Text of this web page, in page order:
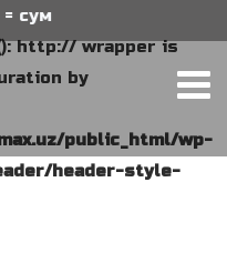
http:// wrapper is
by
public_html/wp-
header-style-